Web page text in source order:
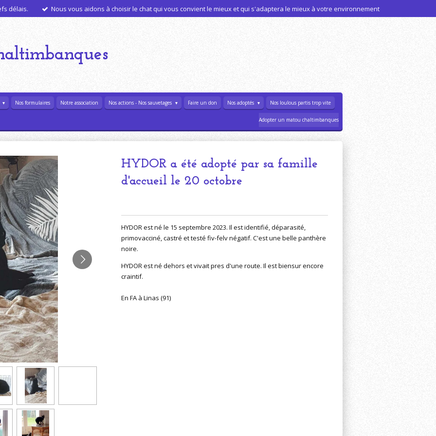
délais. Nous vous aidons à choisir le chat qui vous convient le mieux et qui s'adaptera le mieux à votre environnement
Nos formulaires Notre association Nos actions - Nos sauvetages Faire un don Nos adoptés Nos loulous partis trop vite
Adopter un matou chaltimbanques
HYDOR a été adopté par sa famille
d'accueil le 20 octobre
HYDOR est né le 15 septembre 2023. Il est identifié, déparasité,
primovacciné, castré et testé fiv-felv négatif. C'est une belle panthère
noire.
HYDOR est né dehors et vivait pres d'une route. Il est biensur encore
craintif.
En FA à Linas (91)